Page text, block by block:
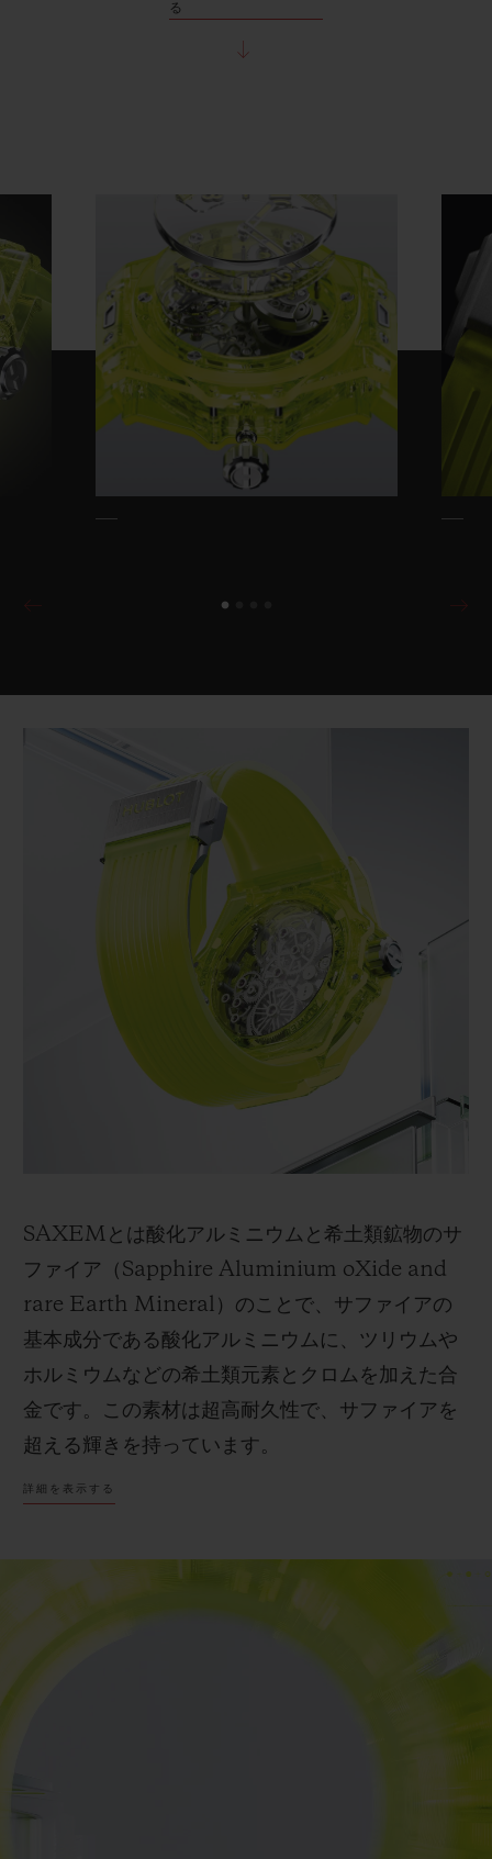
る
SAXEMとは酸化アルミニウムと希土類鉱物のサ
ファイア（Sapphire Aluminium oXide and
rare Earth Mineral）のことで、サファイアの
基本成分である酸化アルミニウムに、ツリウムや
ホルミウムなどの希土類元素とクロムを加えた合
金です。この素材は超高耐久性で、サファイアを
超える輝きを持っています。
け、これまでにない半透明なカラーを実現しまし
た。その中でもネオンイエローは、ウブロにとっ
詳細を表示する